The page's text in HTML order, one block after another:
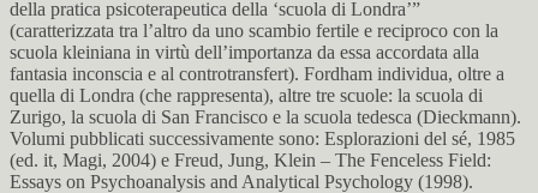
della pratica psicoterapeutica della ‘scuola di Londra’”
(caratterizzata tra l’altro da uno scambio fertile e reciproco con la
scuola kleiniana in virtù dell’importanza da essa accordata alla
fantasia inconscia e al controtransfert). Fordham individua, oltre a
quella di Londra (che rappresenta), altre tre scuole: la scuola di
Zurigo, la scuola di San Francisco e la scuola tedesca (Dieckmann).
Volumi pubblicati successivamente sono: Esplorazioni del sé, 1985
(ed. it, Magi, 2004) e Freud, Jung, Klein – The Fenceless Field:
Essays on Psychoanalysis and Analytical Psychology (1998).